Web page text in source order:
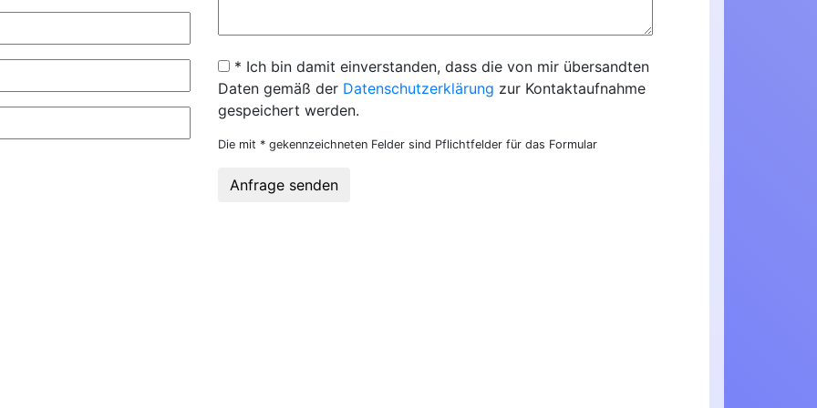
* Ich bin damit einverstanden, dass die von mir übersandten
Daten gemäß der Datenschutzerklärung zur Kontaktaufnahme
gespeichert werden.
Die mit * gekennzeichneten Felder sind Pflichtfelder für das Formular
Anfrage senden